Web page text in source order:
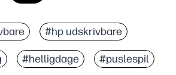
#hp udskrivbare
#helligdage #puslespil